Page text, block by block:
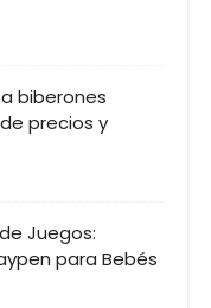
biberones
precios y
Juegos:
para Bebés